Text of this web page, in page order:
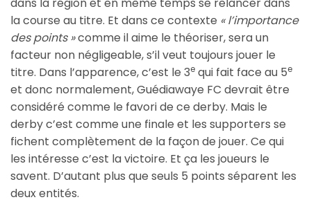
la course au titre. Et dans ce contexte « l’importance
des points »comme il aime le théoriser, sera un
facteur non négligeable, s’il veut toujours jouer le
titre. Dans l’apparence, c’est le 3e qui fait face au 5e
et donc normalement, Guédiawaye FC devrait être
considéré comme le favori de ce derby. Mais le
derby c’est comme une finale et les supporters se
fichent complètement de la façon de jouer. Ce qui
les intéresse c’est la victoire. Et ça les joueurs le
savent. D’autant plus que seuls 5 points séparent les
deux entités.